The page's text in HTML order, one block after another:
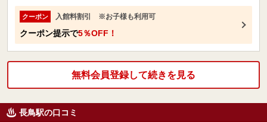
クーポン 入館料割引 ※お子様も利用可
クーポン提示で5％OFF！
無料会員登録して続きを見る
長鳥駅の口コミ